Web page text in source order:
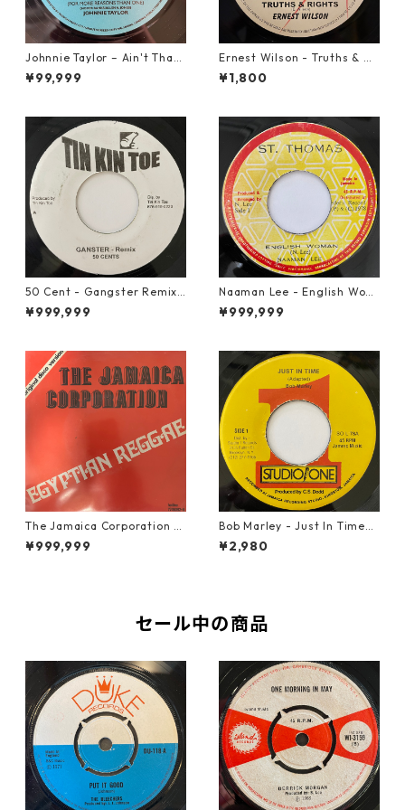
Johnnie Taylor – Ain't That
Loving You【7-21684】
¥99,999
Ernest Wilson - Truths & Ri
ghts【7-21652】
¥1,800
50 Cent - Gangster Remix
【7-20928】
¥999,999
Naaman Lee - English Wom
an【7-20855】
¥999,999
The Jamaica Corporation -
Egyptian Reggae【7-2080
4】
¥999,999
Bob Marley - Just In Time
【7-20778】
¥2,980
セール中の商品